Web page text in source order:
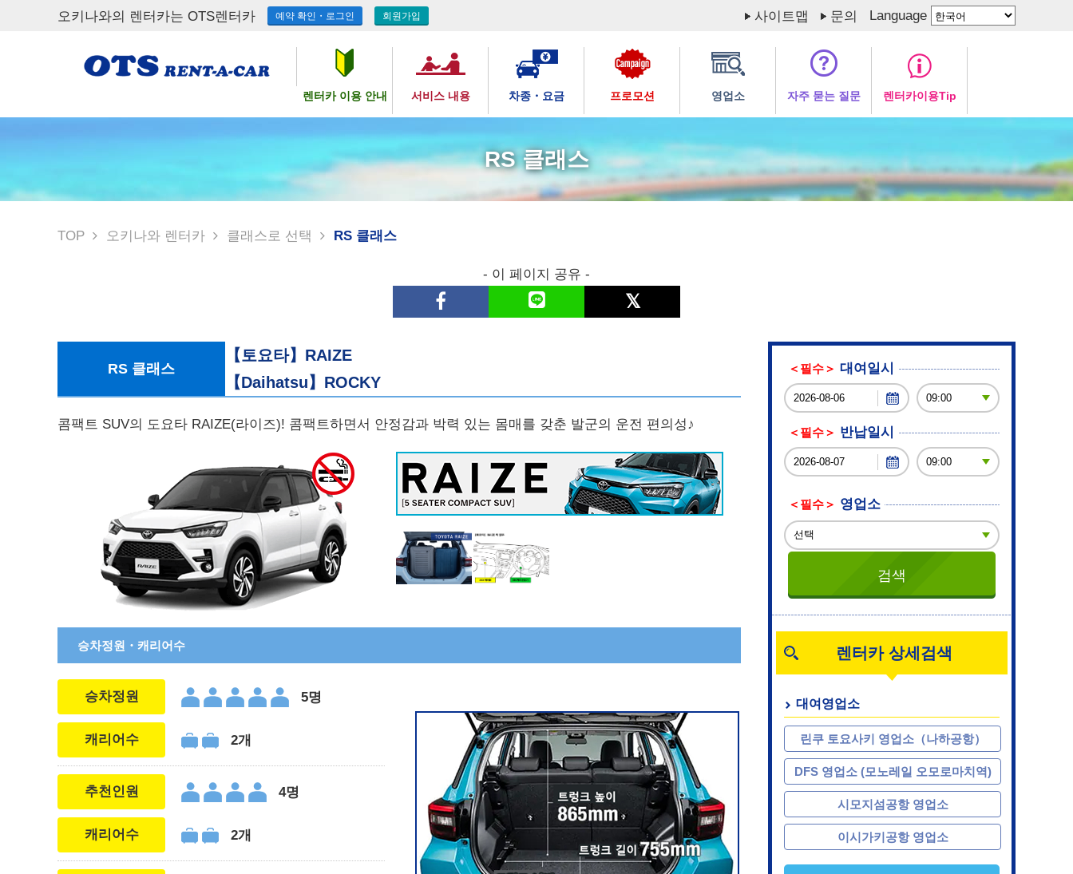
오키나와의 렌터카는 OTS렌터카 예약 확인・로그인 회원가입 사이트맵 문의 Language
렌터카 이용 안내 서비스 내용 차종・요금 프로모션 영업소 자주 묻는 질문 렌터카이용Tip
RS 클래스
TOP 오키나와 렌터카 클래스로 선택 RS 클래스
- 이 페이지 공유 -
RS 클래스
【토요타】RAIZE
【Daihatsu】ROCKY
콤팩트 SUV의 도요타 RAIZE(라이즈)! 콤팩트하면서 안정감과 박력 있는 몸매를 갖춘 발군의 운전 편의성♪
승차정원・캐리어수
승차정원 5명
캐리어수 2개
추천인원 4명
캐리어수 2개
＜필수＞ 대여일시
＜필수＞ 반납일시
＜필수＞ 영업소
렌터카 상세검색
대여영업소
린쿠 토요사키 영업소（나하공항）
DFS 영업소 (모노레일 오모로마치역)
시모지섬공항 영업소
이시가키공항 영업소